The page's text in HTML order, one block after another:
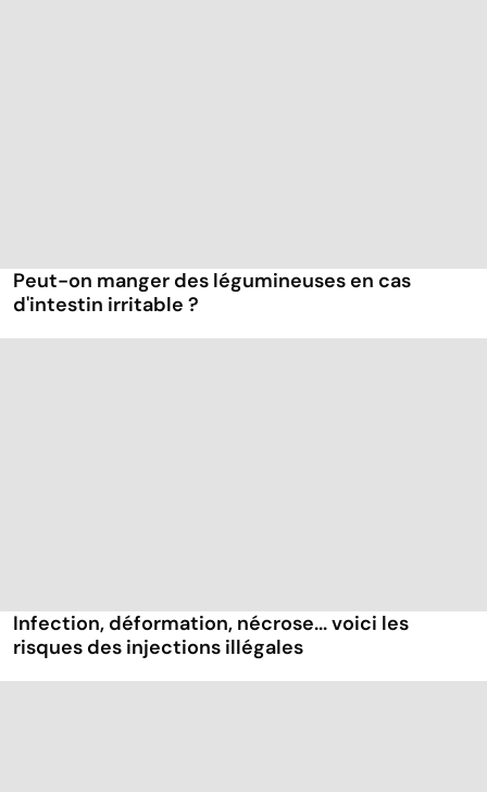
Peut-on manger des légumineuses en cas
d'intestin irritable ?
Infection, déformation, nécrose... voici les
risques des injections illégales